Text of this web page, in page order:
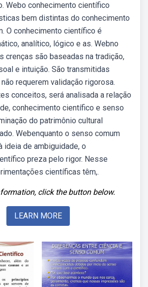
Webo conhecimento científico
bem distintas do conhecimento
O conhecimento científico é
analítico, lógico e as. Webno
crenças são baseadas na tradição,
e intuição. São transmitidas
requerem validação rigorosa.
conceitos, será analisada a relação
conhecimento científico e senso
do patrimônio cultural
Webenquanto o senso comum
ideia de ambiguidade, o
preza pelo rigor. Nesse
científicas têm,.
click the button below.
LEARN MORE